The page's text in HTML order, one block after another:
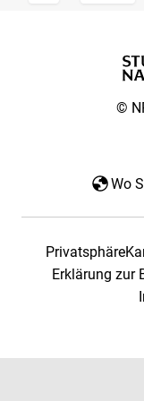
©
Wo
Privatsphäre
Erklärung zur